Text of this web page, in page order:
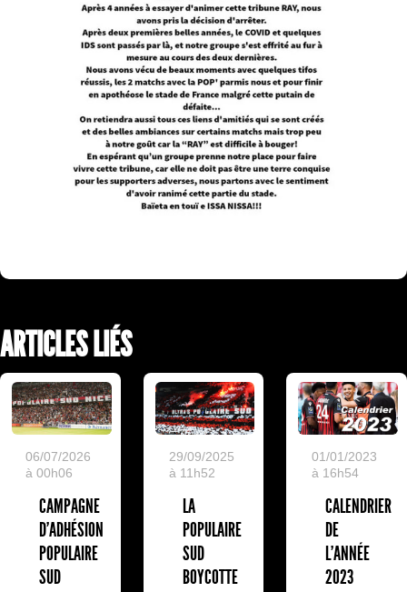
ARTICLES LIÉS
06/07/2026
à 00h06
CAMPAGNE
D'ADHÉSION
POPULAIRE
SUD
29/09/2025
à 11h52
LA
POPULAIRE
SUD
BOYCOTTE
01/01/2023
à 16h54
CALENDRIER
DE
L'ANNÉE
2023